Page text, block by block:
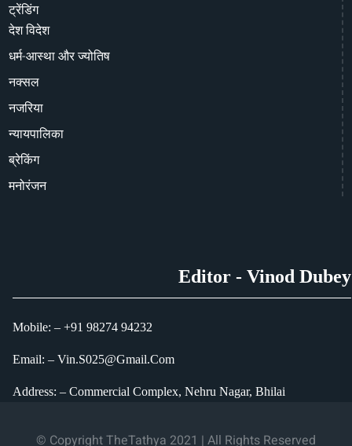
ट्रेंडिंग
देश विदेश
धर्म-आस्था और ज्योतिष
नक्सल
नजरिया
न्यायपालिका
ब्रेकिंग
मनोरंजन
Editor - Vinod Dubey
Mobile: – +91 98274 94232
Email: – Vin.S025@Gmail.Com
Address: – Commercial Complex, Nehru Nagar, Bhilai
© Copyright TheTathya 2021 | All Rights Reserved